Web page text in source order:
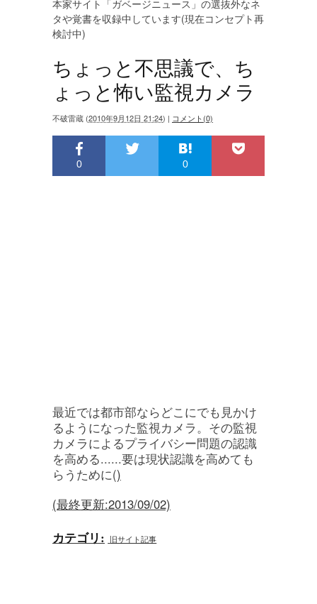
本家サイト「ガベージニュース」の選抜外なネ
タや覚書を収録中しています(現在コンセプト再
検討中)
ちょっと不思議で、ち
ょっと怖い監視カメラ
不破雷蔵 (2010年9月12日 21:24) | コメント(0)
0 0
最近では都市部ならどこにでも見かけ
るようになった監視カメラ。その監視
カメラによるプライバシー問題の認識
を高める......要は現状認識を高めても
らうために()
(最終更新:2013/09/02)
カテゴリ: 旧サイト記事